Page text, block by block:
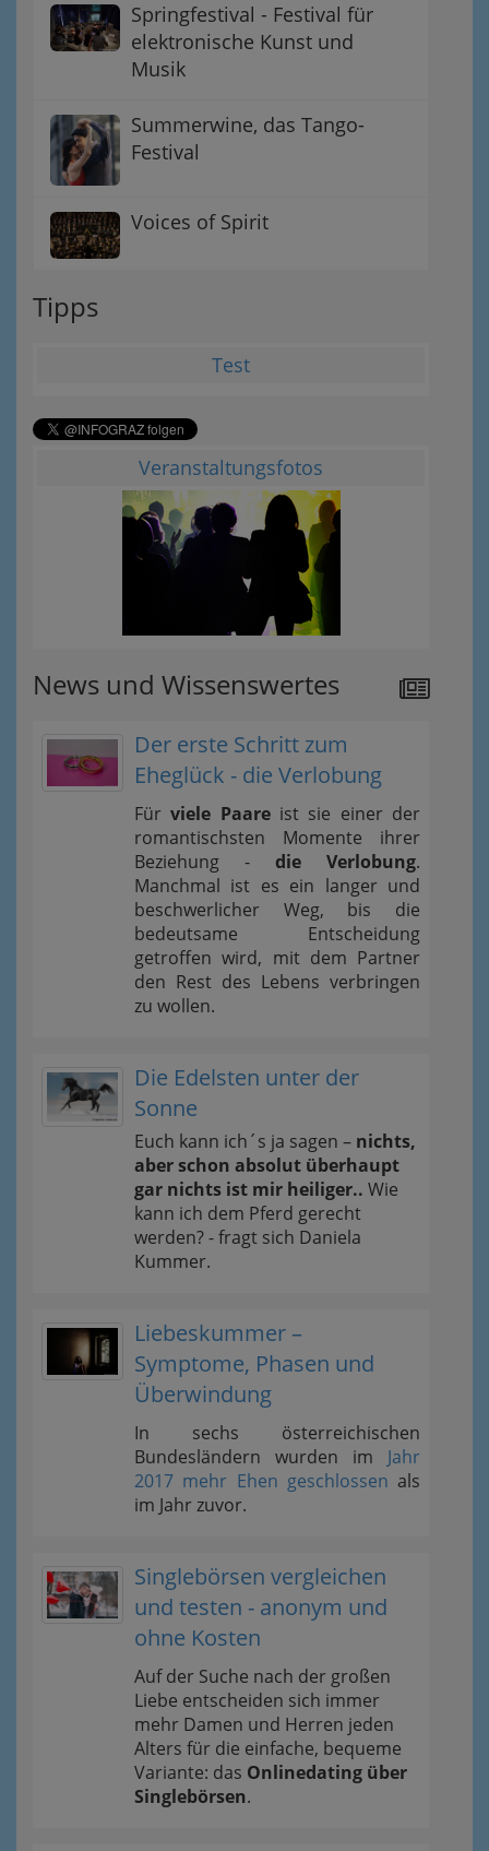
Springfestival - Festival für
elektronische Kunst und
Musik
Summerwine, das Tango-
Festival
Voices of Spirit
Tipps
Test
Veranstaltungsfotos
News und Wissenswertes
Der erste Schritt zum
Eheglück - die Verlobung
Fürviele Paareist sie einer der
romantischsten Momente ihrer
Beziehung - die Verlobung.
Manchmal ist es ein langer und
beschwerlicher Weg, bis die
bedeutsame Entscheidung
getroffen wird, mit dem Partner
den Rest des Lebens verbringen
zu wollen.
Die Edelsten unter der
Sonne
Euch kann ich´s ja sagen – nichts,
aber schon absolut überhaupt
gar nichts ist mir heiliger.. Wie
kann ich dem Pferd gerecht
werden? - fragt sich Daniela
Kummer.
Liebeskummer –
Symptome, Phasen und
Überwindung
In sechs österreichischen
Bundesländern wurden im Jahr
2017 mehr Ehen geschlossen als
im Jahr zuvor.
Singlebörsen vergleichen
und testen - anonym und
ohne Kosten
Auf der Suche nach der großen
Liebe entscheiden sich immer
mehr Damen und Herren jeden
Alters für die einfache, bequeme
Variante: das Onlinedating über
Singlebörsen.